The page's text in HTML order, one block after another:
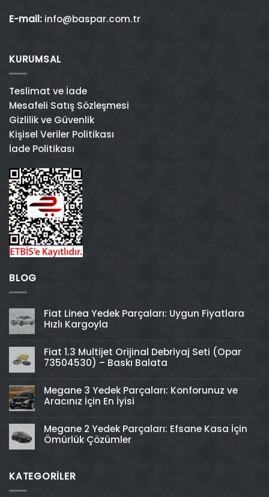
E-mail: info@baspar.com.tr
KURUMSAL
Teslimat ve İade
Mesafeli Satış Sözleşmesi
Gizlilik ve Güvenlik
Kişisel Veriler Politikası
İade Politikası
BLOG
Fiat Linea Yedek Parçaları: Uygun Fiyatlara
Hızlı Kargoyla
Fiat 1.3 Multijet Orijinal Debriyaj Seti (Opar
73504530) – Baskı Balata
Megane 3 Yedek Parçaları: Konforunuz ve
Aracınız İçin En İyisi
Megane 2 Yedek Parçaları: Efsane Kasa İçin
Ömürlük Çözümler
KATEGORİLER